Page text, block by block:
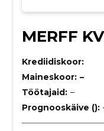
MERFF
Krediidiskoor:
Maineskoor: –
Töötajaid: –
Prognooskäive ():